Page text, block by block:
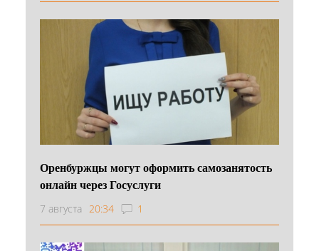
Оренбуржцы могут оформить самозанятость
онлайн через Госуслуги
7 августа 20:34 1